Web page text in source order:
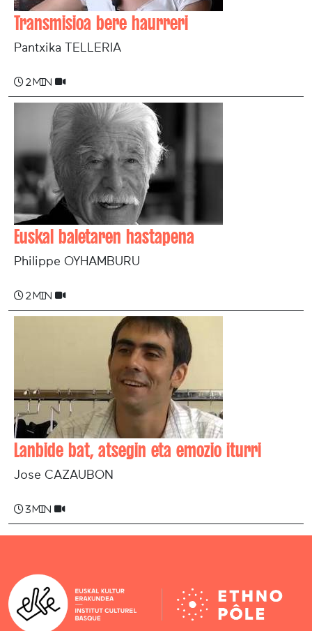
Transmisioa bere haurreri
Pantxika TELLERIA
2 min
Euskal baletaren hastapena
Philippe OYHAMBURU
2 min
Lanbide bat, atsegin eta emozio iturri
Jose CAZAUBON
3 min